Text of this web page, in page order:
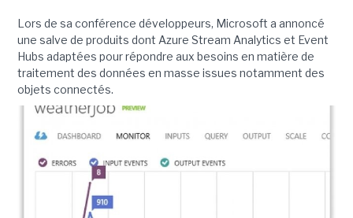
Lors de sa conférence développeurs, Microsoft a annoncé
une salve de produits dont Azure Stream Analytics et Event
Hubs adaptées pour répondre aux besoins en matière de
traitement des données en masse issues notamment des
objets connectés.